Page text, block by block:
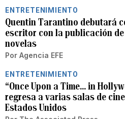
ENTRETENIMIENTO
Quentin Tarantino debutará
escritor con la publicación
novelas
Por Agencia EFE
ENTRETENIMIENTO
“Once Upon a Time... in
regresa a varias salas de
Estados Unidos